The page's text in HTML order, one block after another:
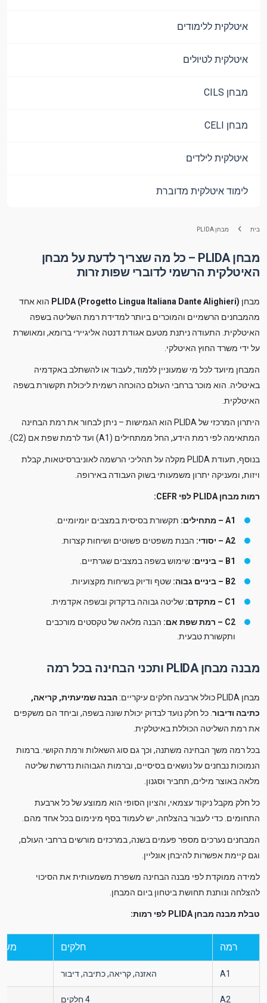
איטלקית ללימודים
איטלקית לטיולים
מבחן CILS
מבחן CELI
איטלקית לילדים
לימוד איטלקית מדוברת
בית מבחן PLIDA
מבחן PLIDA – כל מה שצריך לדעת על מבחן
האיטלקית הרשמי לדוברי שפות זרות
מבחן PLIDA (Progetto Lingua Italiana Dante Alighieri) הוא אחד
מהמבחנים הרשמיים והמוכרים ביותר למדידת רמת השליטה בשפה
האיטלקית. התעודה ניתנת מטעם אגודת דנטה אליגיירי ברומא, ומאושרת
על ידי משרד החוץ האיטלקי.
המבחן מיועד לכל מי שמעוניין ללמוד, לעבוד או להשתלב באקדמיה
באיטליה. הוא מוכר ברחבי העולם כהוכחה רשמית ליכולת תקשורת בשפה
האיטלקית.
היתרון המרכזי של PLIDA הוא הגמישות – ניתן לבחור את רמת הבחינה
המתאימה לפי רמת הידע, החל ממתחילים (A1) ועד לרמת שפת אם (C2).
בנוסף, תעודת PLIDA מקלה על תהליכי הרשמה לאוניברסיטאות, קבלת
ויזות, ומעניקה יתרון משמעותי בשוק העבודה באירופה.
רמות מבחן PLIDA לפי CEFR:
A1 – מתחילים: תקשורת בסיסית במצבים יומיומיים.
A2 – יסודי: הבנת משפטים פשוטים ושיחות קצרות.
B1 – ביניים: שימוש בשפה במצבים שגרתיים.
B2 – ביניים גבוה: שטף ודיוק בשיחות מקצועיות.
C1 – מתקדם: שליטה גבוהה בדקדוק ובשפה אקדמית.
C2 – רמת שפת אם:
הבנה מלאה של טקסטים מורכבים
ותקשורת טבעית.
מבנה מבחן PLIDA ותכני הבחינה בכל רמה
מבחן PLIDA כולל ארבעה חלקים עיקריים:
הבנה שמיעתית, קריאה,
כתיבה ודיבור . כל חלק נועד לבדוק יכולת שונה בשפה, וביחד הם משקפים
את רמת השליטה הכוללת באיטלקית.
בכל רמה משך הבחינה משתנה, וכך גם סוג השאלות ורמת הקושי. ברמות
הנמוכות נבחנים על נושאים בסיסיים, וברמות הגבוהות נדרשת שליטה
מלאה באוצר מילים, תחביר וסגנון.
כל חלק מקבל ניקוד עצמאי, והציון הסופי הוא ממוצע של כל ארבעת
התחומים. כדי לעבור בהצלחה, יש לעמוד בסף מינימום בכל אחד מהם.
המבחנים נערכים מספר פעמים בשנה, במרכזים מורשים ברחבי העולם,
וגם קיימת אפשרות להיבחן אונליין.
למידה ממוקדת לפי מבנה הבחינה משפרת משמעותית את הסיכוי
להצלחה ונותנת תחושת ביטחון ביום המבחן.
טבלת מבנה מבחן PLIDA לפי רמות:
רמה חלקים
A1 האזנה, קריאה, כתיבה, דיבור
A2 4 חלקים